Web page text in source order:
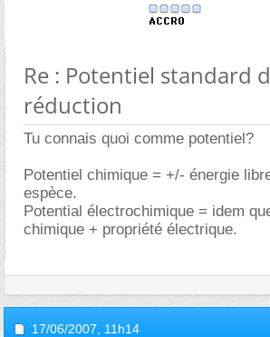
Re : Potentiel standard
réduction
Tu connais quoi comme potentiel?
Potentiel chimique = +/- énergie
espèce.
Potential électrochimique = idem
chimique + propriété électrique.
17/06/2007, 11h14